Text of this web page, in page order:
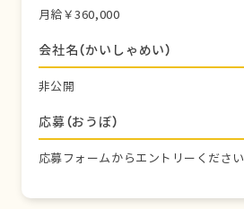
月給￥360,000
会社名（かいしゃめい）
非公開
応募（おうぼ）
応募フォームからエントリーください